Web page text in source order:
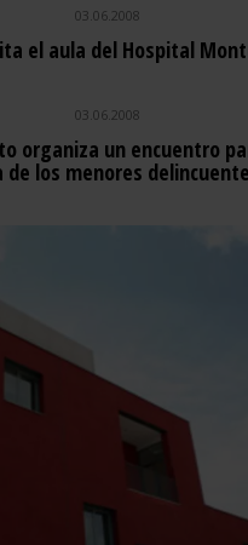
03.06.2008
el aula del Hospital
03.06.2008
organiza un encuentro
de los menores